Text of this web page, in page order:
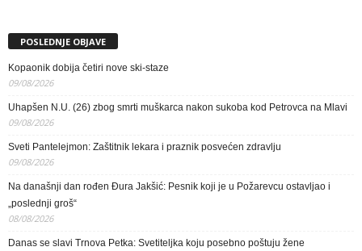
POSLEDNJE OBJAVE
Kopaonik dobija četiri nove ski-staze
09/08/2026
Uhapšen N.U. (26) zbog smrti muškarca nakon sukoba kod Petrovca na Mlavi
09/08/2026
Sveti Pantelejmon: Zaštitnik lekara i praznik posvećen zdravlju
09/08/2026
Na današnji dan rođen Đura Jakšić: Pesnik koji je u Požarevcu ostavljao i
„poslednji groš“
08/08/2026
Danas se slavi Trnova Petka: Svetiteljka koju posebno poštuju žene